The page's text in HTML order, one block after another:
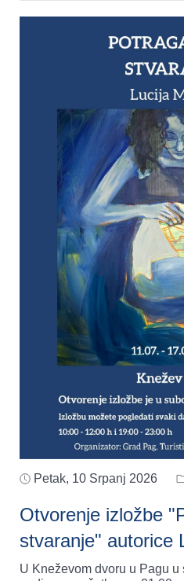
Petak, 10 Srpanj 2026
Otvorenje izložbe
stvaranje" autorice
U Kneževom dvoru u Pagu u